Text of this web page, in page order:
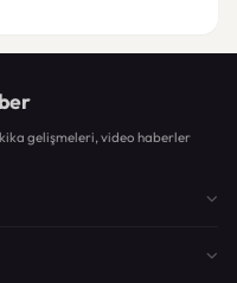
gelişmeleri, video haberler